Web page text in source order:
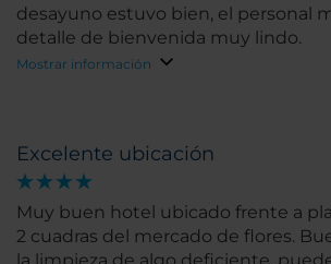
máxima puntuación
desayuno estuvo bien, el personal
detalle de bienvenida muy lindo.
Mostrar información
Excelente ubicación
Muy buen hotel ubicado frente a
2 cuadras del mercado de flores.